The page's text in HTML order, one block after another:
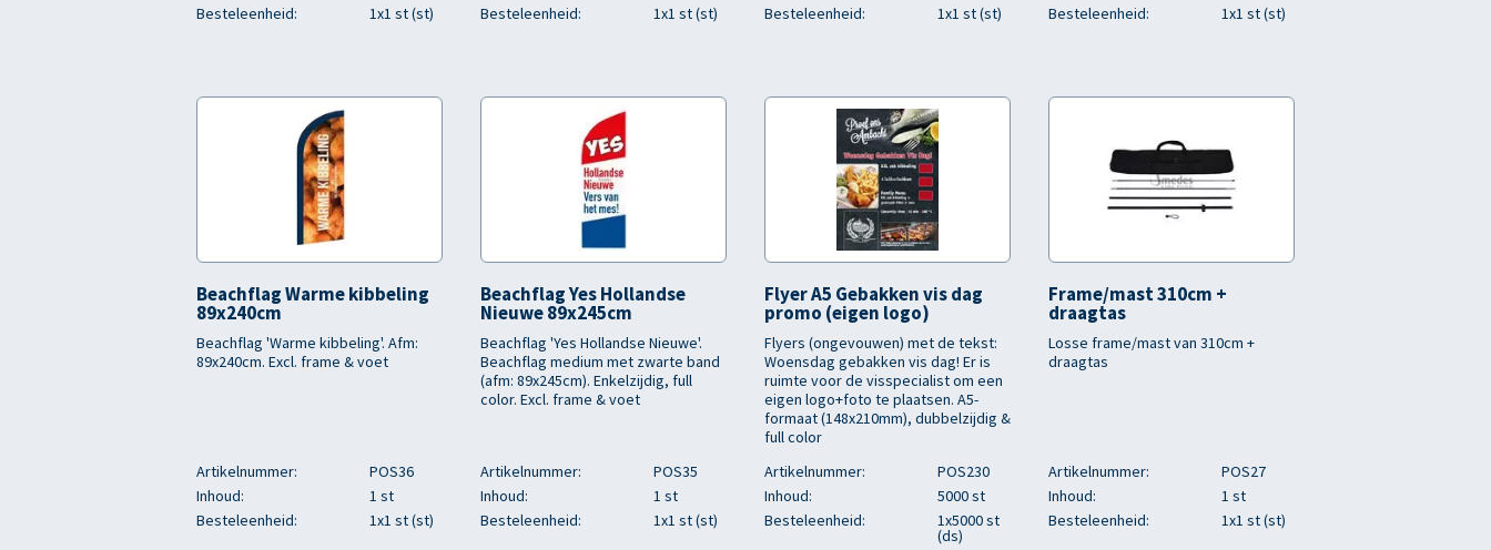
Besteleenheid:
1x1 st (st)
Besteleenheid:
1x1 st (st)
Besteleenheid:
1x1 st (st)
Besteleenheid:
1x1 st (st)
Beachflag Warme kibbeling
89x240cm
Beachflag 'Warme kibbeling'. Afm:
89x240cm. Excl. frame & voet
Artikelnummer:
POS36
Inhoud:
1 st
Besteleenheid:
1x1 st (st)
Beachflag Yes Hollandse
Nieuwe 89x245cm
Beachflag 'Yes Hollandse Nieuwe'.
Beachflag medium met zwarte band
(afm: 89x245cm). Enkelzijdig, full
color. Excl. frame & voet
Artikelnummer:
POS35
Inhoud:
1 st
Besteleenheid:
1x1 st (st)
Flyer A5 Gebakken vis dag
promo (eigen logo)
Flyers (ongevouwen) met de tekst:
Woensdag gebakken vis dag! Er is
ruimte voor de visspecialist om een
eigen logo+foto te plaatsen. A5-
formaat (148x210mm), dubbelzijdig &
full color
Artikelnummer:
POS230
Inhoud:
5000 st
Besteleenheid:
1x5000 st
(ds)
Frame/mast 310cm +
draagtas
Losse frame/mast van 310cm +
draagtas
Artikelnummer:
POS27
Inhoud:
1 st
Besteleenheid:
1x1 st (st)